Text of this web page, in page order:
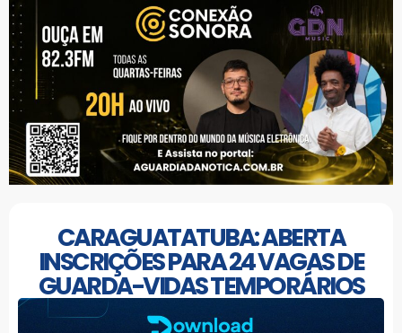
CARAGUATATUBA: ABERTA
INSCRIÇÕES PARA 24 VAGAS DE
GUARDA-VIDAS TEMPORÁRIOS